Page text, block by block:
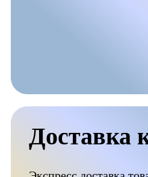
Доставка